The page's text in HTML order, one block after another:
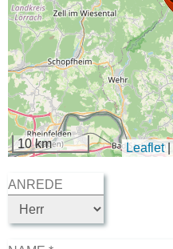
10 km Leaflet |
ANREDE